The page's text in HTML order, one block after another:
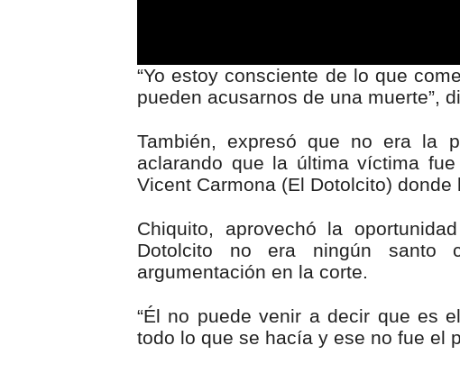
v
d
o
“Yo estoy consciente de lo que
pueden acusarnos de una muerte”,
También, expresó que no era la
aclarando que la última víctima
Vicent Carmona (El Dotolcito)
Chiquito, aprovechó la
Dotolcito no era ningún
argumentación en la corte.
“Él no puede venir a decir que es
todo lo que se hacía y ese no fue el